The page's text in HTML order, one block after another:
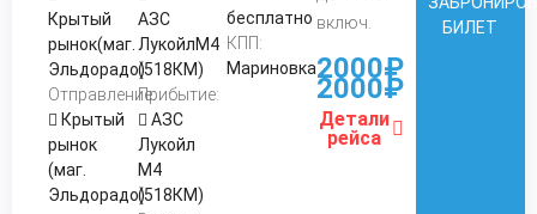
Крытый
рынок(маг.
Эльдорадо)
Отправление:
Крытый
рынок
(маг.
Эльдорадо)
АЗС
ЛукойлМ4
(518КМ)
Прибытие:
АЗС
Лукойл
М4
(518КМ)
бесплатно
КПП:
Мариновка
включ.
2000₽
2000₽
Детали
рейса
БИЛЕТ